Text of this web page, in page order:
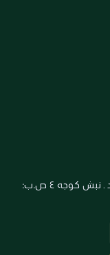
العنوان: ايران ـ قم ـ ميدان جهاد ـ بلوار ١٥ خرداد ـ نبش كوجه ٤ ص.ب: